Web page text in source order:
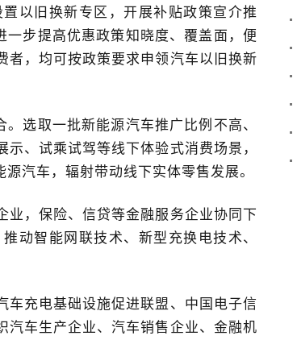
以旧换新专区，开展补贴政策宣介推
一步提高优惠政策知晓度、覆盖面，便
，均可按政策要求申领汽车以旧换新
选取一批新能源汽车推广比例不高、
、试乘试驾等线下体验式消费场景，
汽车，辐射带动线下实体零售发展。
业，保险、信贷等金融服务企业协同下
动智能网联技术、新型充换电技术、
车充电基础设施促进联盟、中国电子信
汽车生产企业、汽车销售企业、金融机